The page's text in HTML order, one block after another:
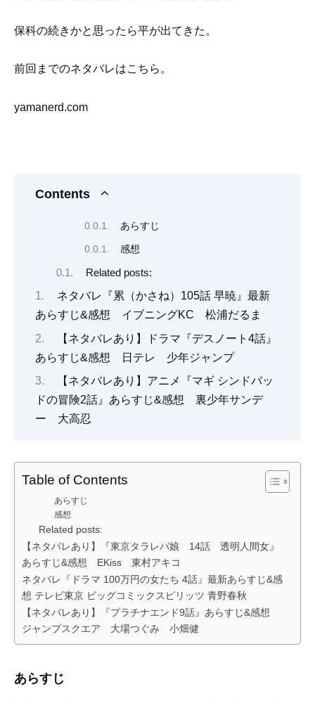
保科の続きかと思ったら平が出てきた。
前回までのネタバレはこちら。
yamanerd.com
Contents
あらすじ
感想
Related posts:
ネタバレ『累（かさね）105話 早暁』最新
あらすじ&感想 イブニングKC 松浦だるま
【ネタバレあり】ドラマ『デスノート4話』
あらすじ&感想 日テレ 少年ジャンプ
【ネタバレあり】アニメ『マギ シンドバッ
ドの冒険2話』あらすじ&感想 裏少年サンデ
ー 大高忍
Table of Contents
あらすじ
感想
Related posts:
【ネタバレあり】『東京タラレバ娘 14話 透明人間女』
あらすじ&感想 EKiss 東村アキコ
ネタバレ『ドラマ 100万円の女たち 4話』最新あらすじ&感
想 テレビ東京 ビッグコミックスピリッツ 青野春秋
【ネタバレあり】『プラチナエンド9話』あらすじ&感想
ジャンプスクエア 大場つぐみ 小畑健
あらすじ